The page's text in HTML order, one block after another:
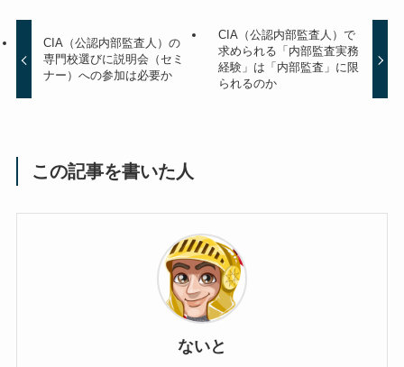
CIA（公認内部監査人）の
専門校選びに説明会（セミ
ナー）への参加は必要か
CIA（公認内部監査人）で
求められる「内部監査実務
経験」は「内部監査」に限
られるのか
この記事を書いた人
ないと